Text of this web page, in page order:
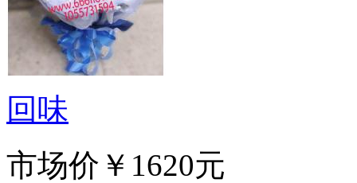
回味
市场价 ￥1620元